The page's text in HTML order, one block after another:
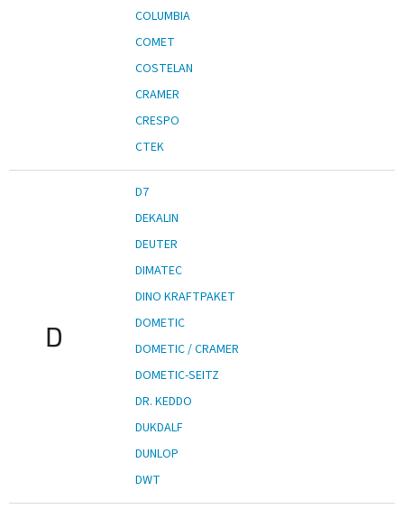
COLUMBIA
COMET
COSTELAN
CRAMER
CRESPO
CTEK
D
D7
DEKALIN
DEUTER
DIMATEC
DINO KRAFTPAKET
DOMETIC
DOMETIC / CRAMER
DOMETIC-SEITZ
DR. KEDDO
DUKDALF
DUNLOP
DWT